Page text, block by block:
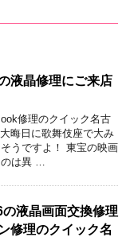
液晶修理にご来店
修理のクイック名古
晦日に歌舞伎座で大み
うですよ！ 東宝の映画
は異 …
液晶画面交換修理
修理のクイック名